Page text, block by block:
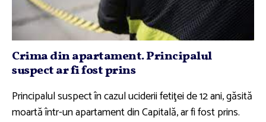
Crima din apartament. Principalul
suspect ar fi fost prins
Principalul suspect în cazul uciderii fetiţei de 12 ani, găsită
moartă într-un apartament din Capitală, ar fi fost prins.